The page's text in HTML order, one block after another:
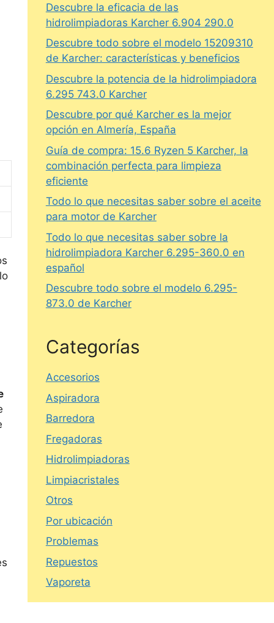
Descubre la eficacia de las
hidrolimpiadoras Karcher 6.904 290.0
Descubre todo sobre el modelo 15209310
de Karcher: características y beneficios
Descubre la potencia de la hidrolimpiadora
6.295 743.0 Karcher
Descubre por qué Karcher es la mejor
opción en Almería, España
Guía de compra: 15.6 Ryzen 5 Karcher, la
combinación perfecta para limpieza
eficiente
Todo lo que necesitas saber sobre el aceite
para motor de Karcher
Todo lo que necesitas saber sobre la
hidrolimpiadora Karcher 6.295-360.0 en
español
Descubre todo sobre el modelo 6.295-
873.0 de Karcher
Categorías
Accesorios
Aspiradora
Barredora
Fregadoras
Hidrolimpiadoras
Limpiacristales
Otros
Por ubicación
Problemas
Repuestos
Vaporeta